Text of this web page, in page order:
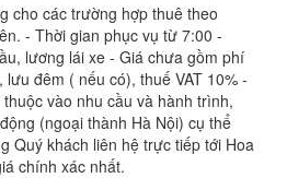
cho các trường hợp thuê theo
- Thời gian phục vụ từ 7:00 -
lương lái xe - Giá chưa gồm phí
đêm ( nếu có), thuế VAT 10% -
vào nhu cầu và hành trình,
(ngoại thành Hà Nội) cụ thể
Quý khách liên hệ trực tiếp tới Hoa
chính xác nhất.